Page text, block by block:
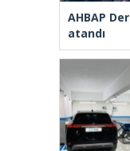
AHBAP
atandı